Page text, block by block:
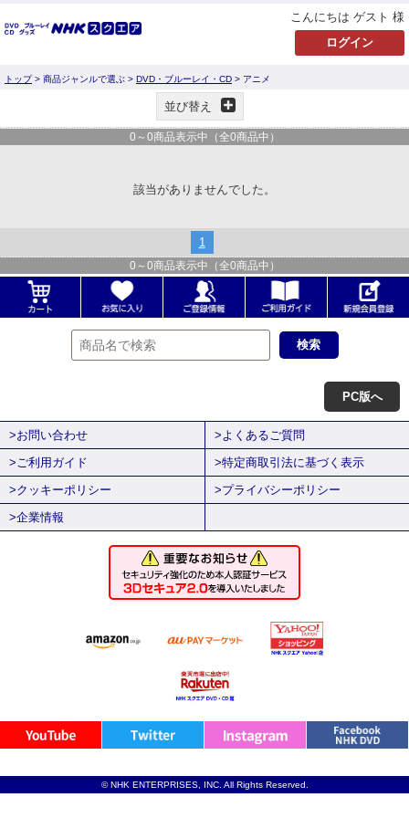
こんにちは ゲスト 様
トップ> 商品ジャンルで選ぶ > DVD・ブルーレイ・CD > アニメ
並び替え
0 ～ 0商品表示中（全0商品中）
該当がありませんでした。
1
0 ～ 0商品表示中（全0商品中）
PC版へ
>お問い合わせ
>よくあるご質問
>ご利用ガイド
>特定商取引法に基づく表示
>クッキーポリシー
>プライバシーポリシー
>企業情報
© NHK ENTERPRISES, INC. All Rights Reserved.